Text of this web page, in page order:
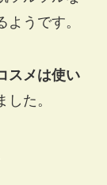
うです。
スメは使い
た。